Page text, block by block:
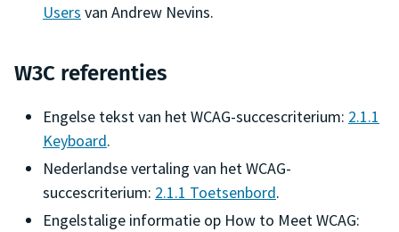
Users van Andrew Nevins.
W3C referenties
Engelse tekst van het WCAG-succescriterium: 2.1.1
Keyboard.
Nederlandse vertaling van het WCAG-
succescriterium: 2.1.1 Toetsenbord.
Engelstalige informatie op How to Meet WCAG: